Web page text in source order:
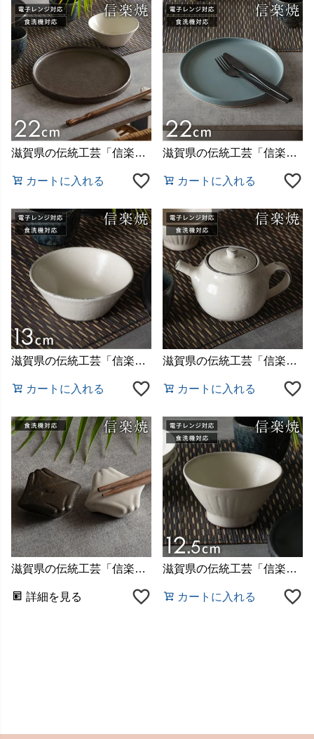
滋賀県の伝統工芸「信楽焼（しがらきやき）」で作られた陶器
カートに入れる
滋賀県の伝統工芸「信楽焼（しがらきやき）」で作られた陶器
カートに入れる
滋賀県の伝統工芸「信楽焼（しがらきやき）」で作られた陶器
カートに入れる
滋賀県の伝統工芸「信楽焼（しがらきやき）」で作られた陶器
カートに入れる
滋賀県の伝統工芸「信楽焼（しがらきやき）」で作られた陶器
詳細を見る
滋賀県の伝統工芸「信楽焼（しがらきやき）」で作られた陶器
カートに入れる